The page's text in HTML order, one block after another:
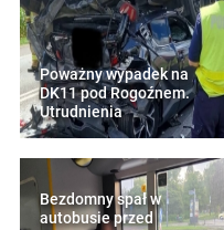
Poważny wypadek na
DK11 pod Rogoźnem.
Utrudnienia
Bezdomny spał w
autobusie przed